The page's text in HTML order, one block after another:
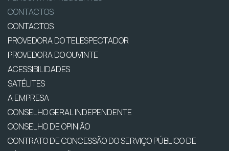
CONTACTOS
CONTACTOS
PROVEDORA DO TELESPECTADOR
PROVEDORA DO OUVINTE
ACESSIBILIDADES
SATÉLITES
A EMPRESA
CONSELHO GERAL INDEPENDENTE
CONSELHO DE OPINIÃO
CONTRATO DE CONCESSÃO DO SERVIÇO PÚBLICO DE